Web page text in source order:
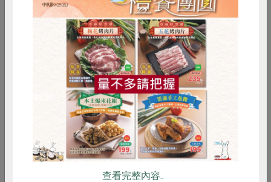
社務會議
惠來站社員年會
蕭桂平
2026-08-24
14:00-16:00
地點 惠來站
RPET 食譜 減硝酸鹽
雞蛋 食安 共同購買
查看完整內容..